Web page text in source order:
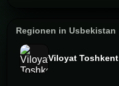
Regionen in Usbekistan
Viloyat Toshkent